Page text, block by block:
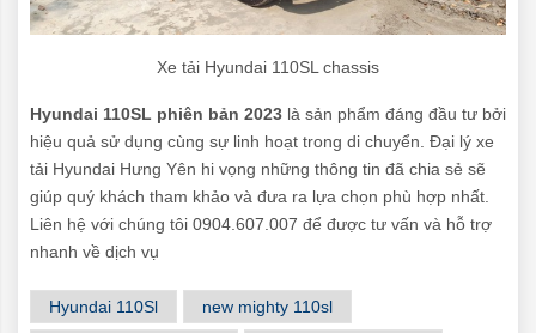
Xe tải Hyundai 110SL chassis
Hyundai 110SL phiên bản 2023 là sản phẩm đáng đầu tư bởi
hiệu quả sử dụng cùng sự linh hoạt trong di chuyển. Đại lý xe
tải Hyundai Hưng Yên hi vọng những thông tin đã chia sẻ sẽ
giúp quý khách tham khảo và đưa ra lựa chọn phù hợp nhất.
Liên hệ với chúng tôi 0904.607.007 để được tư vấn và hỗ trợ
nhanh về dịch vụ
Hyundai 110Sl new mighty 110sl